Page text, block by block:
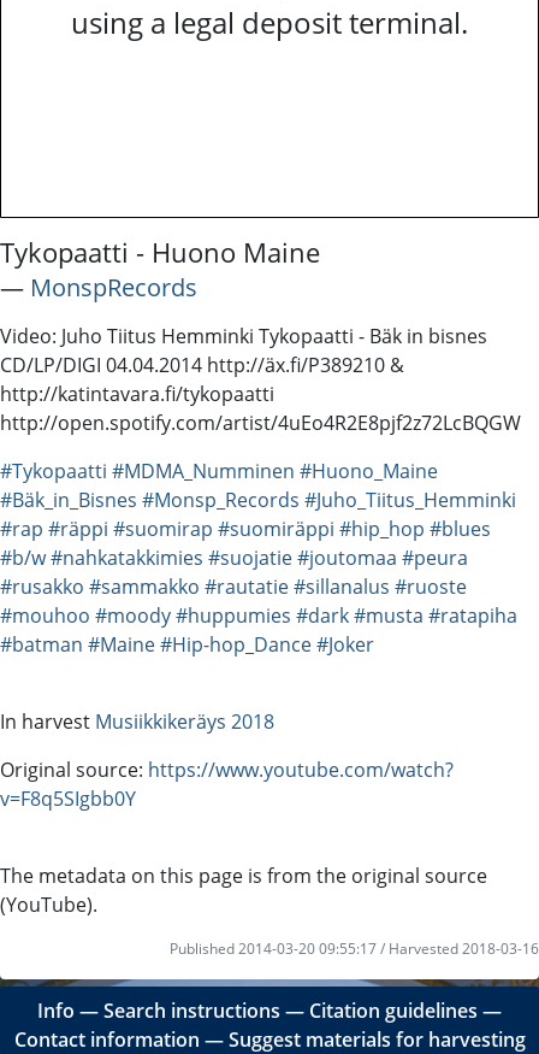
using a legal deposit terminal.
Tykopaatti - Huono Maine
― MonspRecords
Video: Juho Tiitus Hemminki Tykopaatti - Bäk in bisnes
CD/LP/DIGI 04.04.2014 http://äx.fi/P389210 &
http://katintavara.fi/tykopaatti
http://open.spotify.com/artist/4uEo4R2E8pjf2z72LcBQGW
#Tykopaatti #MDMA_Numminen #Huono_Maine
#Bäk_in_Bisnes #Monsp_Records #Juho_Tiitus_Hemminki
#rap #räppi #suomirap #suomiräppi #hip_hop #blues
#b/w#nahkatakkimies #suojatie#joutomaa #peura
#rusakko #sammakko #rautatie#sillanalus #ruoste
#mouhoo #moody#huppumies #dark#musta #ratapiha
#batman #Maine#Hip-hop_Dance#Joker
In harvest Musiikkikeräys 2018
Original source: https://www.youtube.com/watch?
v=F8q5SIgbb0Y
The metadata on this page is from the original source
(YouTube).
Published 2014-03-20 09:55:17 / Harvested 2018-03-16
Info ―Search instructions ― Citation guidelines ―
Contact information ―Suggest materials for harvesting